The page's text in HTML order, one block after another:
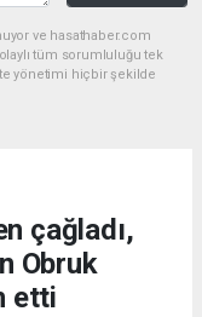
ve hasathaber.com
tüm sorumluluğu tek
yönetimi hiçbir şekilde
çağladı,
Obruk
etti